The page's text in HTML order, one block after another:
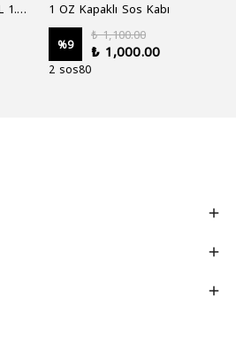
1 OZ Kapaklı Sos Kabı
%9
₺ 1,100.00
₺ 1,000.00
2 sos80